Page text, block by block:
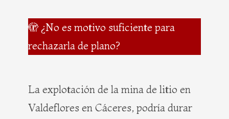
🫣 ¿No es motivo suficiente para
rechazarla de plano?
La explotación de la mina de litio en
Valdeflores en Cáceres, podría durar